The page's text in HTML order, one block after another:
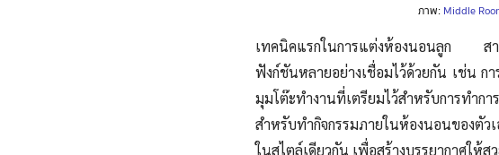
ภาพ: Middle
เทคนิคแรกในการแต่งห้องนอนลูก สาม
ฟังก์ชันหลายอย่างเชื่อมไว้ด้วยกัน เช่น ก
มุมโต๊ะทำงานที่เตรียมไว้สำหรับการ
สำหรับทำกิจกรรมภายในห้องนอนของตัว
ในสไตล์เดียวกัน เพื่อสร้างบรรยากาศให้